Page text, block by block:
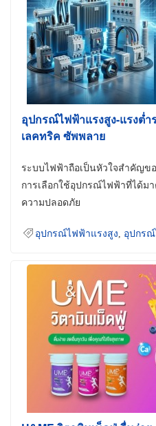
อุปกรณ์ไฟฟ้าแรงสูง-แรงต่ำ
เลคทริค ซัพพลาย
ระบบไฟฟ้าถือเป็นหัวใจสำคัญข
การเลือกใช้อุปกรณ์ไฟฟ้าที่ได้ม
ความปลอดภัย
อุปกรณ์ไฟฟ้าแรงสูง อุปกรณ์